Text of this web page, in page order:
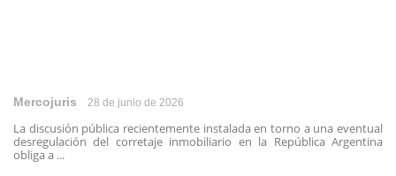
Mercojuris 28 de junio de 2026
La discusión pública recientemente instalada en torno a una eventual
desregulación del corretaje inmobiliario en la República Argentina
obliga a ...